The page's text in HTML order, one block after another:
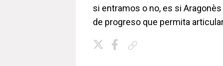
si entramos o no, es si
de progreso que permita